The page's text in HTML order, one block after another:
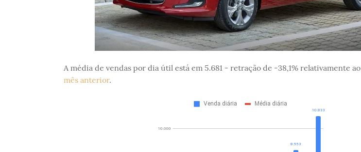
A média de vendas por dia útil está em 5.681 - retração de -38,1% relativamente ao
mês anterior.